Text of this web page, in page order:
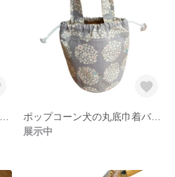
ポップコーン犬の丸底巾着バッグ
展示中